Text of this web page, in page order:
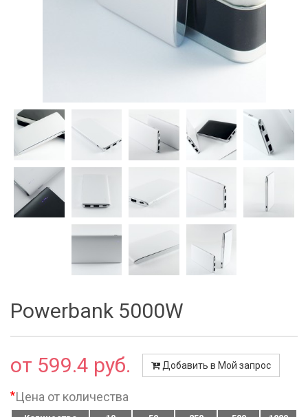
Powerbank 5000W
от 599.4 руб. Добавить в Мой запрос
*Цена от количества